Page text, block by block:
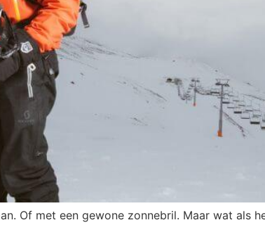
Of met een gewone zonnebril. Maar wat als